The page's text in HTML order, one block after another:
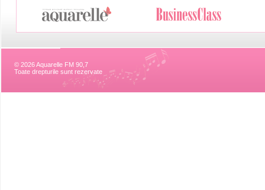
© 2026 Aquarelle FM 90,7
Toate drepturile sunt rezervate